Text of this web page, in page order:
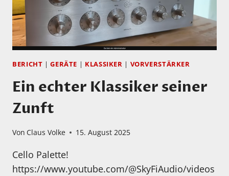
BERICHT |GERÄTE | KLASSIKER | VORVERSTÄRKER
Ein echter Klassiker seiner
Zunft
Von Claus Volke 15. August 2025
Cello Palette!
https://www.youtube.com/@SkyFiAudio/videos